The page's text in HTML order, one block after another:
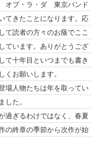
オブ・ラ・ダ 東京バンド
てきたことになります。応
て読者の方々のお蔭でここ
ています。ありがとうござ
て十年目といつまでも書き
くお願いします。
場人物たちは年を取ってい
した。
過ぎるわけではなく、春夏
の終章の季節から次作が始